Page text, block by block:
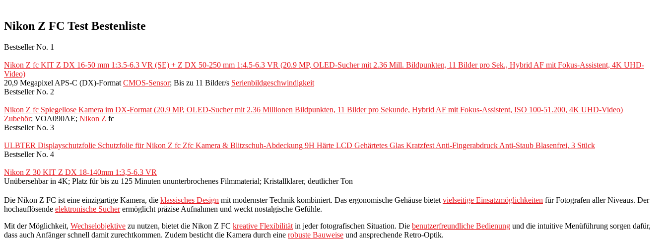
Nikon Z FC Test Bestenliste
Bestseller No. 1
Nikon Z fc KIT Z DX 16-50 mm 1:3.5-6.3 VR (SE) + Z DX 50-250 mm 1:4.5-6.3 VR (20.9 MP, OLED-Sucher mit 2.36 Mill. Bildpunkten, 11 Bilder pro Sek., Hybrid AF mit Fokus-Assistent, 4K UHD-
Video)
20,9 Megapixel APS-C (DX)-Format CMOS-Sensor; Bis zu 11 Bilder/s Serienbildgeschwindigkeit
Bestseller No. 2
Nikon Z fc Spiegellose Kamera im DX-Format (20.9 MP, OLED-Sucher mit 2.36 Millionen Bildpunkten, 11 Bilder pro Sekunde, Hybrid AF mit Fokus-Assistent, ISO 100-51.200, 4K UHD-Video)
Zubehör; VOA090AE; Nikon Z fc
Bestseller No. 3
ULBTER Displayschutzfolie Schutzfolie für Nikon Z fc Zfc Kamera & Blitzschuh-Abdeckung 9H Härte LCD Gehärtetes Glas Kratzfest Anti-Fingerabdruck Anti-Staub Blasenfrei, 3 Stück
Bestseller No. 4
Nikon Z 30 KIT Z DX 18-140mm 1:3,5-6.3 VR
Unübersehbar in 4K; Platz für bis zu 125 Minuten ununterbrochenes Filmmaterial; Kristallklarer, deutlicher Ton
Die Nikon Z FC ist eine einzigartige Kamera, die klassisches Design mit modernster Technik kombiniert. Das ergonomische Gehäuse bietet vielseitige Einsatzmöglichkeiten für Fotografen aller Niveaus. Der
hochauflösende elektronische Sucherermöglicht präzise Aufnahmen und weckt nostalgische Gefühle.
Mit der Möglichkeit, Wechselobjektive zu nutzen, bietet die Nikon Z FC kreative Flexibilität in jeder fotografischen Situation. Die benutzerfreundliche Bedienung und die intuitive Menüführung sorgen dafür,
dass auch Anfänger schnell damit zurechtkommen. Zudem besticht die Kamera durch eine robuste Bauweise und ansprechende Retro-Optik.